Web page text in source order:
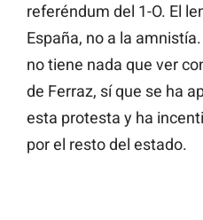
referéndum del 1-O. El
España, no a la amnistía
no tiene nada que ver
de Ferraz, sí que se ha
esta protesta y ha
por el resto del estado.